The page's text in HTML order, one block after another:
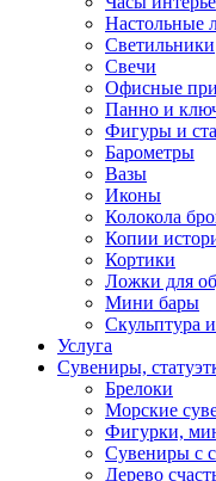
Настольные
Светильники
Свечи
Офисные
Панно и
Фигуры и
Барометры
Вазы
Иконы
Колокола
Копии
Кортики
Ложки для
Мини бары
Скульптура
Услуга
Сувениры,
Брелоки
Морские
Фигурки,
Сувениры с
Дерево